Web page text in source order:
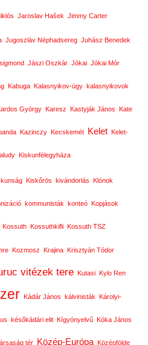
Jaroslav Hašek Jimmy Carter
Jugoszláv Néphadsereg Juhász Benedek
Jászi Oszkár Jókai Jókai Mór
Kabuga Kalasnyikov-ügy kalasnyikovok
György Karesz Kastyják János Kate
Kazinczy Kecskemét Kelet Kelet-
Kiskunfélegyháza
Kiskőrös kivándorlás Klónok
kommunisták konteó Kopjások
Kossuth Kossuthkifli Kossuth TSZ
Kozmosz Krajina Krisztyán Tódor
vitézek tere Kutasi Kylo Ren
Kádár János kálvinisták Károlyi-
későkádári elit Kígyónyelvű Kóka János
tér Közép-Európa Középfölde